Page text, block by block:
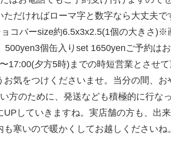
だければローマ字と数字なら大丈夫
コバーsize約6.5x3x2.5(1個の大きさ)※
個缶入りset 1650yenご予約は
夕方5時)までの時短営業とさせ
気をつけくださいませ。当分の間、
のために、発送なども積極的に行な
していきますね。実店舗の方も、出
寒いので暖かくしてお越しください